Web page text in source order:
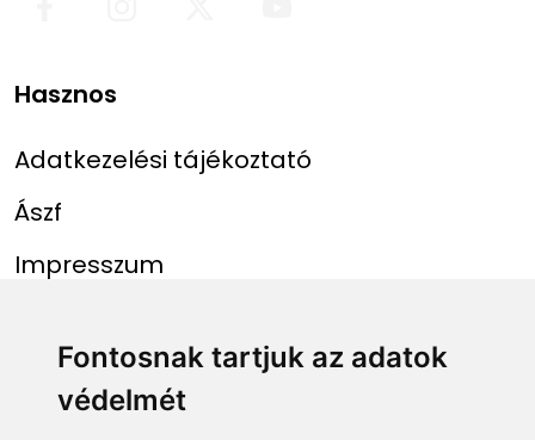
Fontosnak tartjuk az adatok
védelmét
Hasznos
Adatkezelési tájékoztató
Ászf
Impresszum
Menü
Főoldal
Linkek